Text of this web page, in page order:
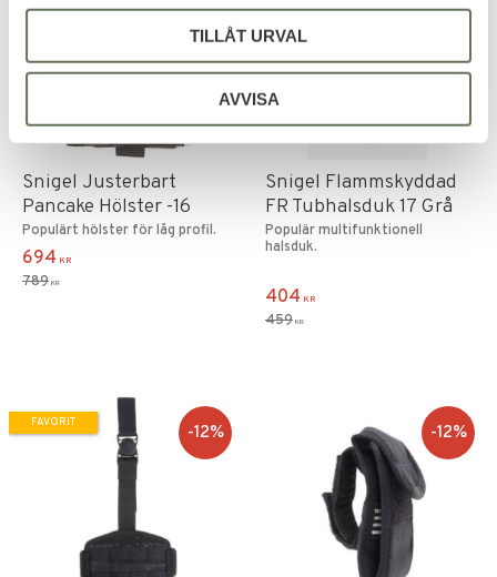
TILLÅT URVAL
AVVISA
Lägg till i favoriter
Snigel Justerbart
Pancake Hölster -16
Populärt hölster för låg profil.
694 KR
789 KR
Lägg till i favoriter
Snigel Flammskyddad
FR Tubhalsduk 17 Grå
Populär multifunktionell
halsduk.
404 KR
459 KR
12%
FAVORIT 12%